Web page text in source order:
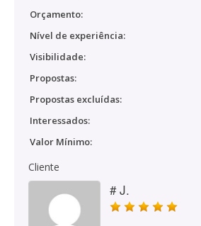
Orçamento:
Nível de experiência:
Visibilidade:
Propostas:
Propostas excluídas:
Interessados:
Valor Mínimo:
Cliente
# J.